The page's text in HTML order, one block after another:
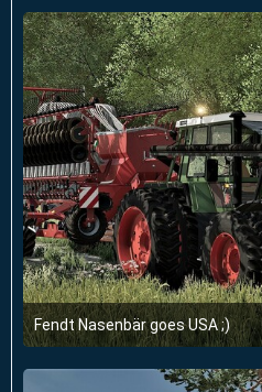
3
Fendt Nasenbär goes USA ;)
21. September 2022
2